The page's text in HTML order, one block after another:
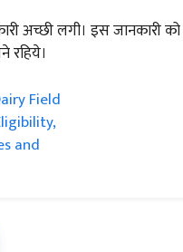
अच्छी लगी। इस जानकारी
रहिये।
Field
and